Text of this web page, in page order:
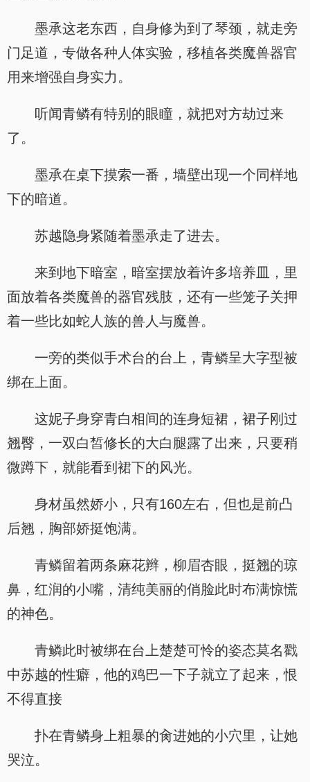
墨承这老东西，自身修为到了琴颈，就走旁
门足道，专做各种人体实验，移植各类魔兽器官
用来增强自身实力。
听闻青鳞有特别的眼瞳，就把对方劫过来
了。
墨承在桌下摸索一番，墙壁出现一个同样地
下的暗道。
苏越隐身紧随着墨承走了进去。
来到地下暗室，暗室摆放着许多培养皿，里
面放着各类魔兽的器官残肢，还有一些笼子关押
着一些比如蛇人族的兽人与魔兽。
一旁的类似手术台的台上，青鳞呈大字型被
绑在上面。
这妮子身穿青白相间的连身短裙，裙子刚过
翘臀，一双白皙修长的大白腿露了出来，只要稍
微蹲下，就能看到裙下的风光。
身材虽然娇小，只有160左右，但也是前凸
后翘，胸部娇挺饱满。
青鳞留着两条麻花辫，柳眉杏眼，挺翘的琼
鼻，红润的小嘴，清纯美丽的俏脸此时布满惊慌
的神色。
青鳞此时被绑在台上楚楚可怜的姿态莫名戳
中苏越的性癖，他的鸡巴一下子就立了起来，恨
不得直接
扑在青鳞身上粗暴的肏进她的小穴里，让她
哭泣。